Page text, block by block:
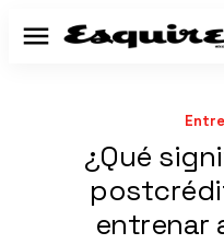
Menú
¿Qué
entrenar